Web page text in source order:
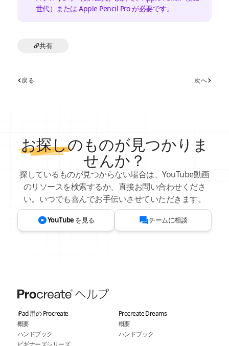
世代）または Apple Pencil Pro が必要です。
共有
戻る 次へ
お探しのものが見つかりま
せんか？
探しているものが見つからない場合は、YouTube動画
のリソースを検索するか、直接お問い合わせくださ
い。いつでも喜んでお手伝いさせていただきます。
YouTube を見る チームに相談
iPad 用の Procreate
概要
ハンドブック
ビギナーズシリーズ
Procreate Dreams
概要
ハンドブック